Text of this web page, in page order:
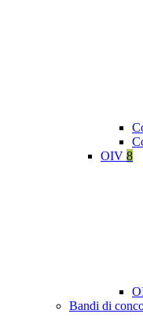
OIV 8
Bandi di